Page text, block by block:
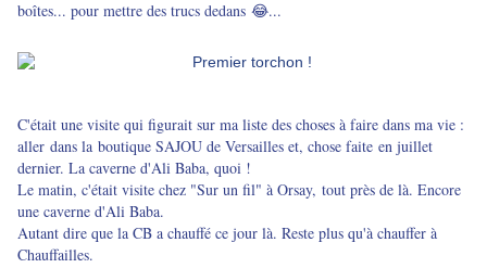
boîtes... pour mettre des trucs dedans 😂...
C'était une visite qui figurait sur ma liste des choses à faire dans ma vie :
aller dans la boutique SAJOU de Versailles et, chose faite en juillet
dernier. La caverne d'Ali Baba, quoi !
Le matin, c'était visite chez "Sur un fil" à Orsay, tout près de là. Encore
une caverne d'Ali Baba.
Autant dire que la CB a chauffé ce jour là. Reste plus qu'à chauffer à
Chauffailles.